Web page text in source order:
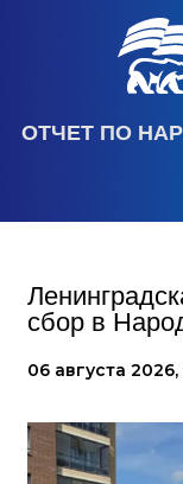
ОТЧЕТ ПО
сбор в
06 августа 2026,